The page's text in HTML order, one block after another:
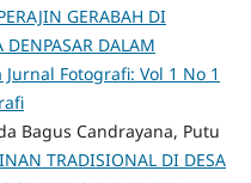
GERABAH DI
DENPASAR DALAM
Jurnal Fotografi: Vol 1 No 1
Bagus Candrayana, Putu
TRADISIONAL DI DESA